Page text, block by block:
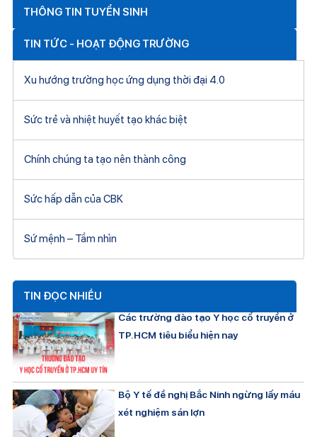
THÔNG TIN TUYỂN SINH
TIN TỨC - HOẠT ĐỘNG TRƯỜNG
Xu hướng trường học ứng dụng thời đại 4.0
Sức trẻ và nhiệt huyết tạo khác biệt
Chính chúng ta tạo nên thành công
Sức hấp dẫn của CBK
Sứ mệnh – Tầm nhìn
TIN ĐỌC NHIỀU
Các trường đào tạo Y học cổ truyền ở
TP.HCM tiêu biểu hiện nay
Bộ Y tế đề nghị Bắc Ninh ngừng lấy máu
xét nghiệm sán lợn